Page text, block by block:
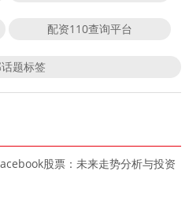
配资110查询平台
题标签
股票：未来走势分析与投资